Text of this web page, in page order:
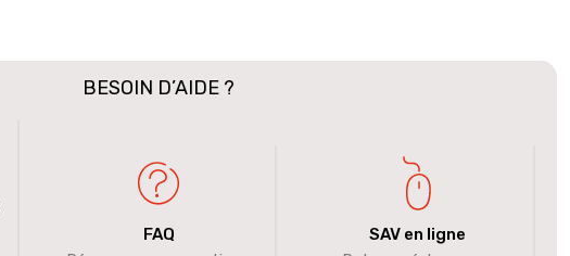
BESOIN D’AIDE ?
FAQ
SAV en ligne